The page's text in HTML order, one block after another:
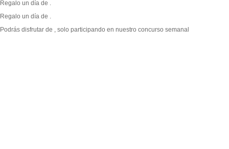
Regalo un día de .
Regalo un día de .
Podrás disfrutar de , solo participando en nuestro concurso semanal